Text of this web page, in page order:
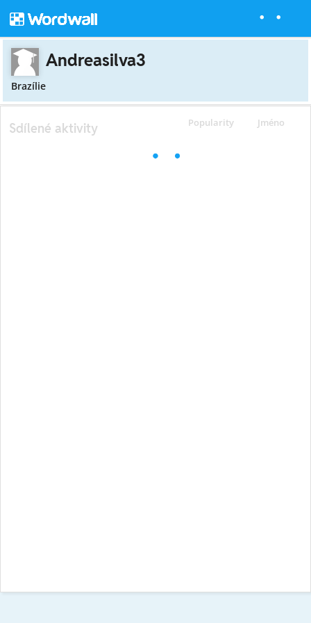
Andreasilva3
Brazílie
Popularity Jméno
Sdílené aktivity